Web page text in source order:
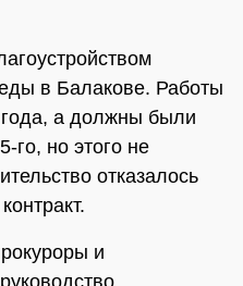
в Балакове. Работы
года, а должны были
го, но этого не
отказалось
и